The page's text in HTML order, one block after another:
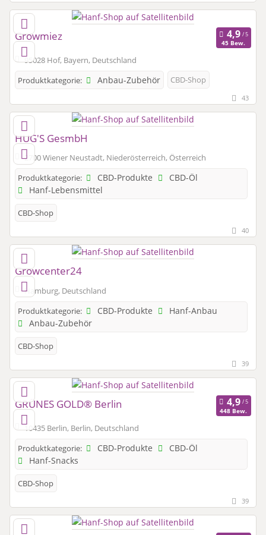
Growmiez
45 Bew.
95028 Hof, Bayern, Deutschland
Produktkategorie:
Anbau-Zubehör CBD-Shop
43
HUG'S GesmbH
2700 Wiener Neustadt, Niederösterreich, Österreich
Produktkategorie:
CBD-Produkte
CBD-Öl
Hanf-Lebensmittel
CBD-Shop
40
Growcenter24
Hamburg, Deutschland
Produktkategorie:
CBD-Produkte
Hanf-Anbau
Anbau-Zubehör
CBD-Shop
39
GRÜNES GOLD® Berlin
448 Bew.
10435 Berlin, Berlin, Deutschland
Produktkategorie:
CBD-Produkte
CBD-Öl
Hanf-Snacks
CBD-Shop
39